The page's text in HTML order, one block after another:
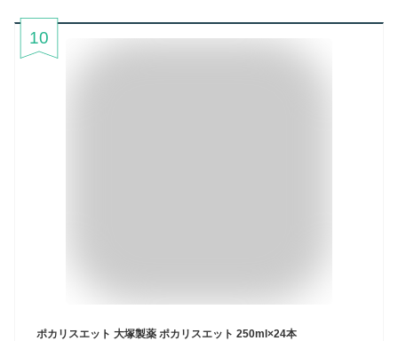
10
ポカリスエット 大塚製薬 ポカリスエット 250ml×24本